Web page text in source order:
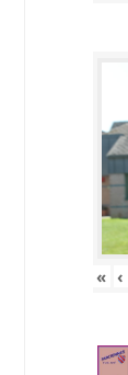
« ‹